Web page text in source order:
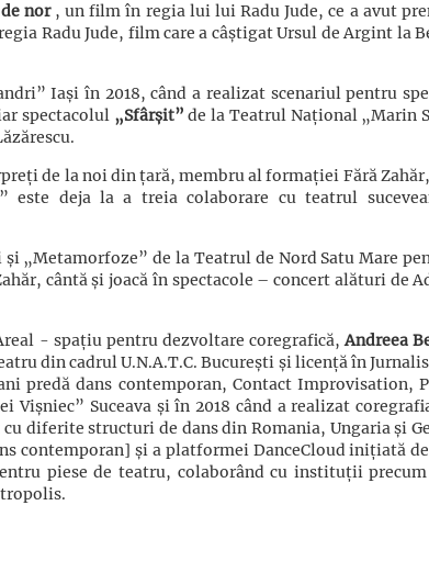
nor, un film în regia lui lui Radu Jude, ce a avut
Radu Jude, film care a câștigat Ursul de Argint la
Iași în 2018, când a realizat scenariul pentru
spectacolul „Sfârșit”de la Teatrul Național „Marin
de la noi din țară, membru al formației Fără Zahăr,
este deja la a treia colaborare cu teatrul
„Metamorfoze” de la Teatrul de Nord Satu Mare
cântă și joacă în spectacole – concert alături de
- spațiu pentru dezvoltare coregrafică, Andreea
din cadrul U.N.A.T.C. București și licență în
predă dans contemporan, Contact Improvisation,
Suceava și în 2018 când a realizat
diferite structuri de dans din Romania, Ungaria și
contemporan] și a platformei DanceCloud inițiată
piese de teatru, colaborând cu instituții